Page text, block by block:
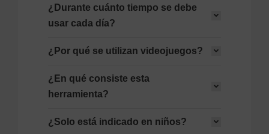
¿Durante cuánto tiempo se debe
usar cada día?
¿Por qué se utilizan videojuegos?
¿En qué consiste esta
herramienta?
¿Solo está indicado en niños?